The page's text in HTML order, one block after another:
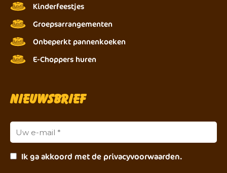
Kinderfeestjes
Groepsarrangementen
Onbeperkt pannenkoeken
E-Choppers huren
Nieuwsbrief
Ik ga akkoord met de privacyvoorwaarden.